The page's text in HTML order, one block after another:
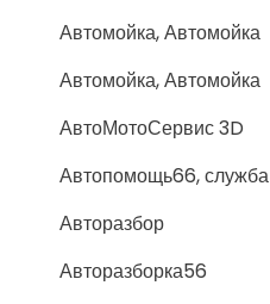
Автомойка, Автомойка
Автомойка, Автомойка
АвтоМотоСервис 3D
Автопомощь66, служба
Авторазбор
Авторазборка56